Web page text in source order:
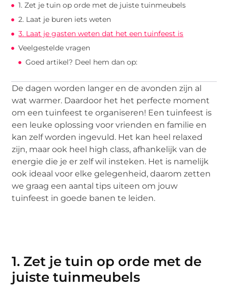
1. Zet je tuin op orde met de juiste tuinmeubels
2. Laat je buren iets weten
3. Laat je gasten weten dat het een tuinfeest is
Veelgestelde vragen
Goed artikel? Deel hem dan op:
De dagen worden langer en de avonden zijn al
wat warmer. Daardoor het het perfecte moment
om een tuinfeest te organiseren! Een tuinfeest is
een leuke oplossing voor vrienden en familie en
kan zelf worden ingevuld. Het kan heel relaxed
zijn, maar ook heel high class, afhankelijk van de
energie die je er zelf wil insteken. Het is namelijk
ook ideaal voor elke gelegenheid, daarom zetten
we graag een aantal tips uiteen om jouw
tuinfeest in goede banen te leiden.
1. Zet je tuin op orde met de
juiste tuinmeubels